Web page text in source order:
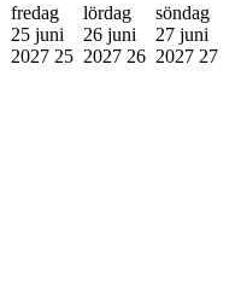
fredag
25 juni
2027 25
lördag
26 juni
2027 26
söndag
27 juni
2027 27